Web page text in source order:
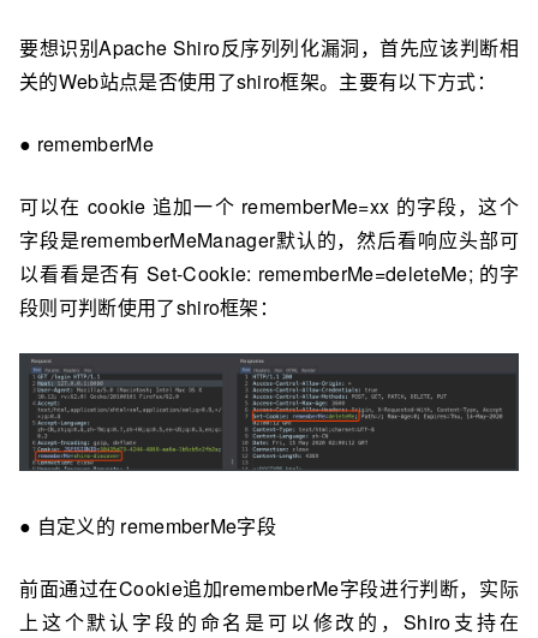
要想识别Apache Shiro反序列列化漏洞，首先应该判断相
关的Web站点是否使⽤了shiro框架。主要有以下⽅式：
● rememberMe
可以在 cookie 追加一个 rememberMe=xx 的字段，这个
字段是rememberMeManager默认的，然后看响应头部可
以看看是否有 Set-Cookie: rememberMe=deleteMe; 的字
段则可判断使⽤了shiro框架：
● 自定义的 rememberMe字段
前⾯通过在Cookie追加rememberMe字段进⾏判断，实际
上这个默认字段的命名是可以修改的，Shiro支持在